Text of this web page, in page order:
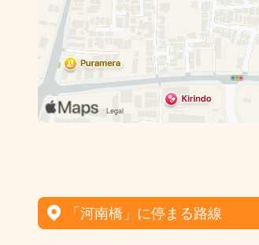
「河南橋」に停まる路線